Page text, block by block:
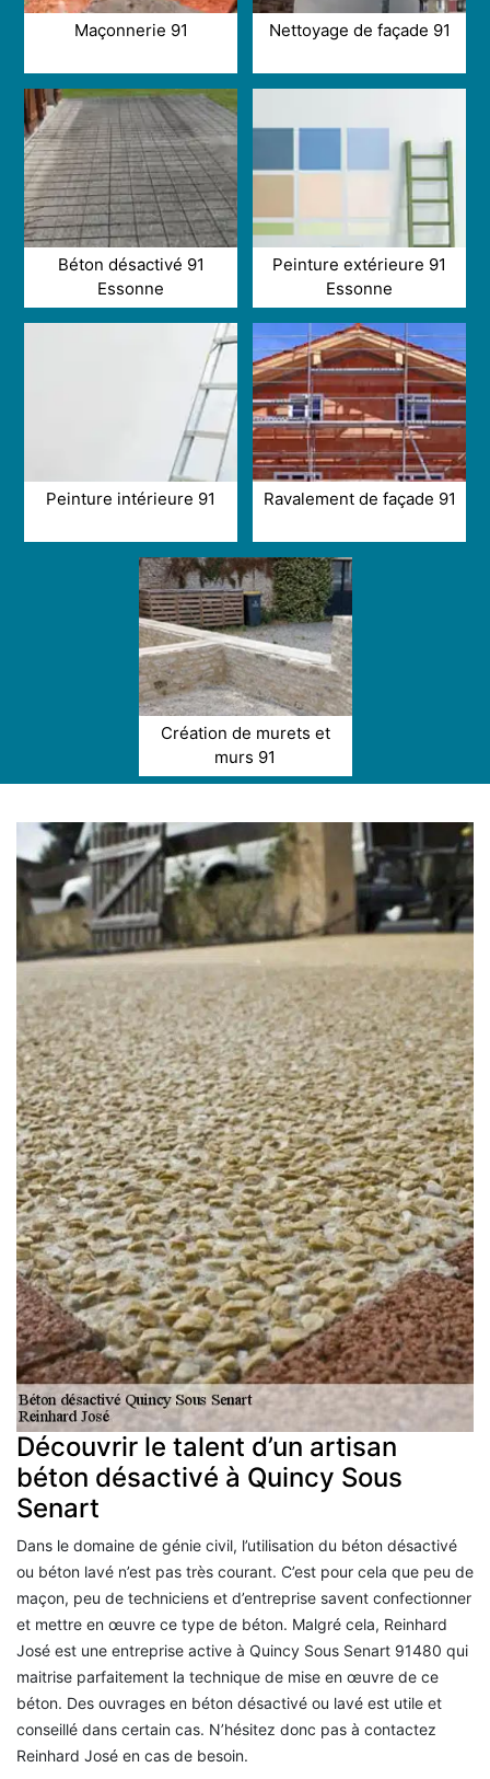
Maçonnerie 91 Nettoyage de façade 91
Béton désactivé 91
Essonne
Peinture extérieure 91
Essonne
Peinture intérieure 91 Ravalement de façade 91
Création de murets et
murs 91
Découvrir le talent d’un artisan
béton désactivé à Quincy Sous
Senart
Dans le domaine de génie civil, l’utilisation du béton désactivé
ou béton lavé n’est pas très courant. C’est pour cela que peu de
maçon, peu de techniciens et d’entreprise savent confectionner
et mettre en œuvre ce type de béton. Malgré cela, Reinhard
José est une entreprise active à Quincy Sous Senart 91480 qui
maitrise parfaitement la technique de mise en œuvre de ce
béton. Des ouvrages en béton désactivé ou lavé est utile et
conseillé dans certain cas. N’hésitez donc pas à contactez
Reinhard José en cas de besoin.